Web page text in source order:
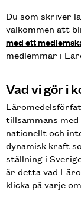
Du som skriver
välkommen att
med ett
medlemmar i
Vad vi gör i
tillsammans
nationellt och
dynamisk kraft
ställning i
är detta vad
klicka på varje